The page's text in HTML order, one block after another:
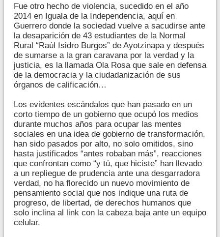
Fue otro hecho de violencia, sucedido en el año
2014 en Iguala de la Independencia, aquí en
Guerrero donde la sociedad vuelve a sacudirse ante
la desaparición de 43 estudiantes de la Normal
Rural “Raúl Isidro Burgos” de Ayotzinapa y después
de sumarse a la gran caravana por la verdad y la
justicia, es la llamada Ola Rosa que sale en defensa
de la democracia y la ciudadanización de sus
órganos de calificación…
Los evidentes escándalos que han pasado en un
corto tiempo de un gobierno que ocupó los medios
durante muchos años para ocupar las mentes
sociales en una idea de gobierno de transformación,
han sido pasados por alto, no solo omitidos, sino
hasta justificados “antes robaban más”, reacciones
que confrontan como “y tú, que hiciste” han llevado
a un repliegue de prudencia ante una desgarradora
verdad, no ha florecido un nuevo movimiento de
pensamiento social que nos indique una ruta de
progreso, de libertad, de derechos humanos que
solo inclina al link con la cabeza baja ante un equipo
celular.